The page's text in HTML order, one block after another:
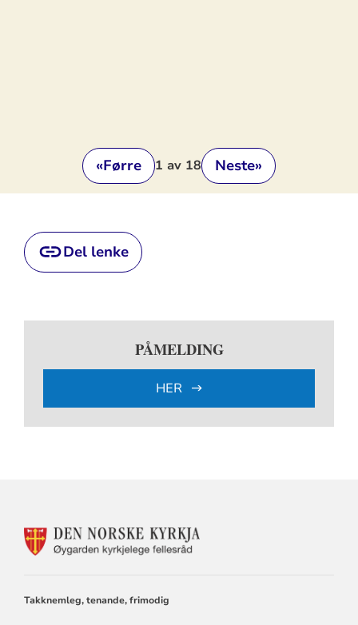
«Førre 1 av 18 Neste»
Del lenke
PÅMELDING
HER
KONTAKTINFORMASJON
Takknemleg, tenande, frimodig